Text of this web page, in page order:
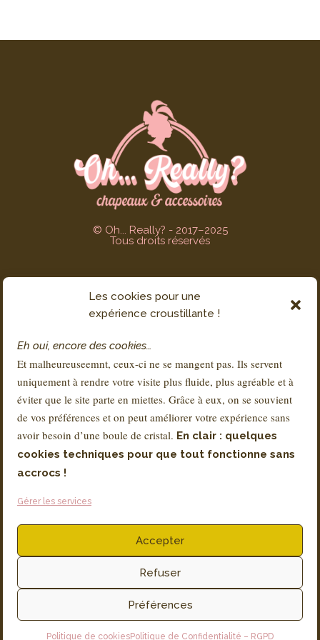
Les cookies pour une
expérience croustillante !
Eh oui, encore des cookies…
Et malheureuseemnt, ceux-ci ne se mangent pas. Ils servent
uniquement à rendre votre visite plus fluide, plus agréable et à
éviter que le site parte en miettes. Grâce à eux, on se souvient
de vos préférences et on peut améliorer votre expérience sans
avoir besoin d’une boule de cristal. En clair : quelques
cookies techniques pour que tout fonctionne sans
accrocs !
Gérer les services
Accepter
Refuser
Préférences
Politique de cookiesPolitique de Confidentialité – RGPD
© Oh... Really? - 2017–2025
Tous droits réservés
SERVICE CLIENT
FAQs
Livraison & Retours
À propos de Sandra
RÉGLEMENTATION
Conditions Générales de Vente – CGV
Politique de Confidentialité – RGPD
Facturation via SMARTBE
Productions associées ASBL
Rue Coenraets 72, 1060 Bruxelles
TVA N° BE 0896 755 397